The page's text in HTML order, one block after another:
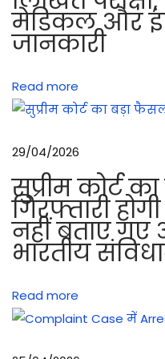
औ
र
ली
क
ने
का
त
री
का
.
6
मेडिकल और
जानकारी
Read more
29/04/2026
सुप्रीम कोर्ट
गिरफ्तारी
नहीं बताए गए
भारतीय
Read more